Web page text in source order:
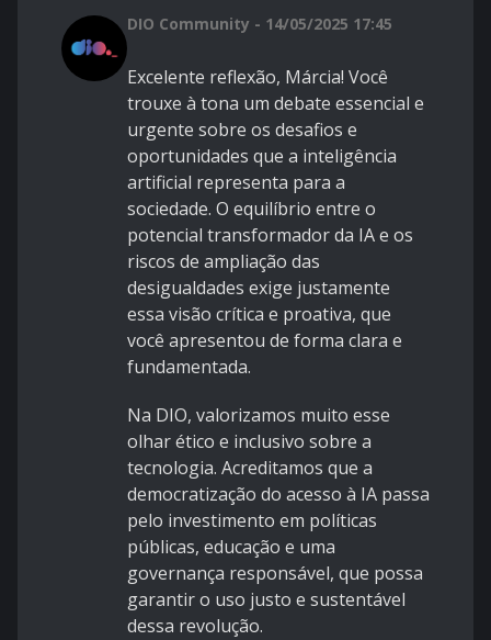
DIO Community - 14/05/2025 17:45
Excelente reflexão, Márcia! Você
trouxe à tona um debate essencial e
urgente sobre os desafios e
oportunidades que a inteligência
artificial representa para a
sociedade. O equilíbrio entre o
potencial transformador da IA e os
riscos de ampliação das
desigualdades exige justamente
essa visão crítica e proativa, que
você apresentou de forma clara e
fundamentada.
Na DIO, valorizamos muito esse
olhar ético e inclusivo sobre a
tecnologia. Acreditamos que a
democratização do acesso à IA passa
pelo investimento em políticas
públicas, educação e uma
governança responsável, que possa
garantir o uso justo e sustentável
dessa revolução.